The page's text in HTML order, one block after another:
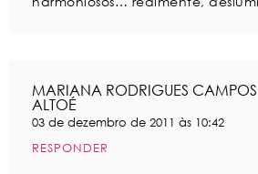
MARIANA RODRIGUES CAMPOS
ALTOÉ
03 de dezembro de 2011 às 10:42
RESPONDER